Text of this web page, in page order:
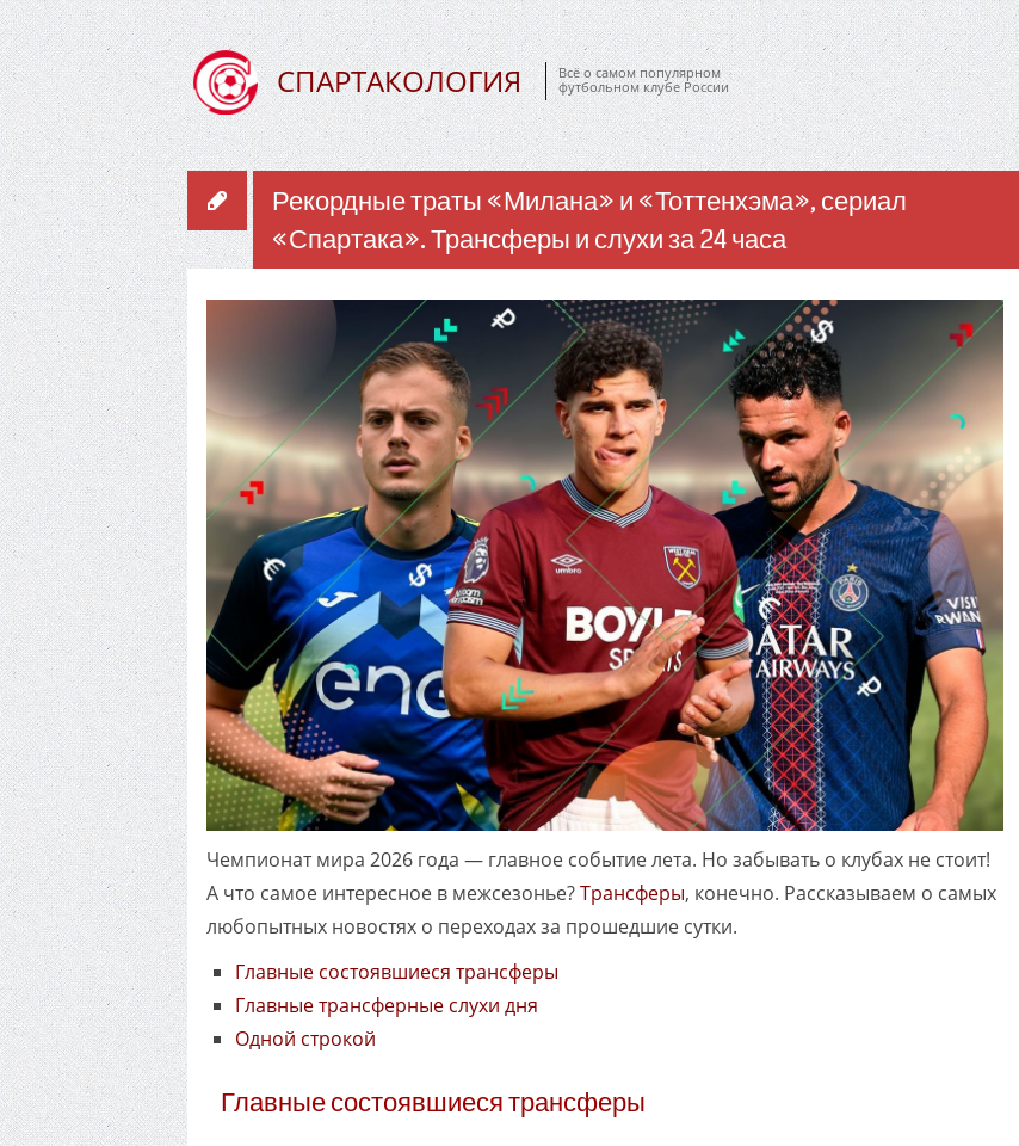
СПАРТАКОЛОГИЯ
Всё о самом популярном
футбольном клубе России
Рекордные траты «Милана» и «Тоттенхэма», сериал
«Спартака». Трансферы и слухи за 24 часа
Чемпионат мира 2026 года — главное событие лета. Но забывать о клубах не стоит!
А что самое интересное в межсезонье?Трансферы, конечно. Рассказываем о самых
любопытных новостях о переходах за прошедшие сутки.
Главные состоявшиеся трансферы
Главные трансферные слухи дня
Одной строкой
Главные состоявшиеся трансферы